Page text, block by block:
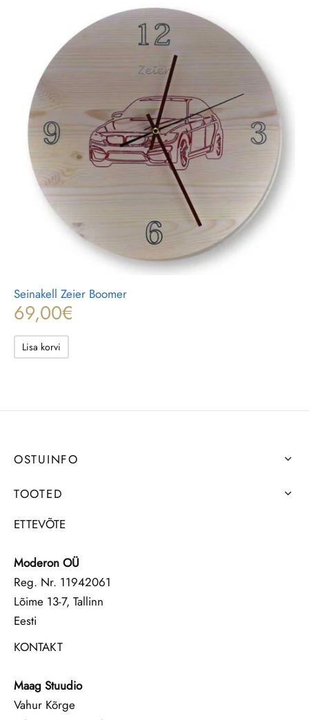
Seinakell Zeier Boomer
69,00€
Lisa korvi
OSTUINFO
TOOTED
ETTEVÕTE
Moderon OÜ
Reg. Nr. 11942061
Lõime 13-7, Tallinn
Eesti
KONTAKT
Maag Stuudio
Vahur Kõrge